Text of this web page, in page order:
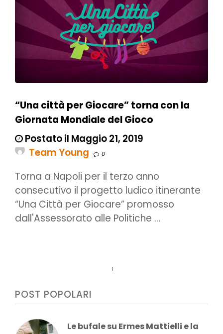
“Una città per Giocare” torna con la
Giornata Mondiale del Gioco
Postato il Maggio 21, 2019
Team Young
0
Torna a Napoli per il terzo anno
consecutivo il progetto ludico itinerante
“Una Città per Giocare” promosso
dall'Assessorato alle Politiche …
1
POST POPOLARI
Le bufale su Ermes Mattielli e la